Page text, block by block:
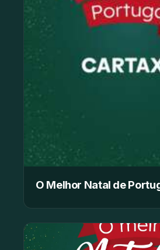
O Melhor Natal de